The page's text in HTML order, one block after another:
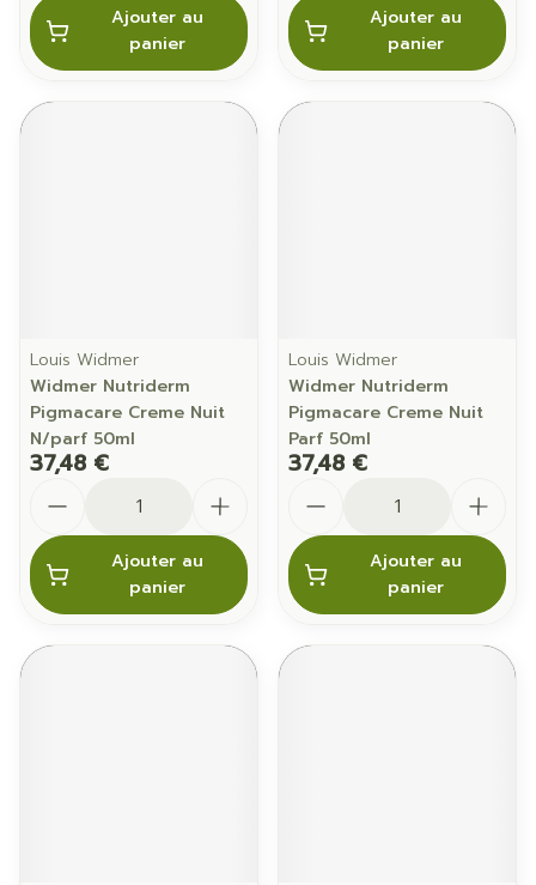
Ajouter au
panier
Ajouter au
panier
Louis Widmer
Widmer Nutriderm
Pigmacare Creme Nuit
N/parf 50ml
37,48 €
Ajouter au
panier
Louis Widmer
Widmer Nutriderm
Pigmacare Creme Nuit
Parf 50ml
37,48 €
Ajouter au
panier